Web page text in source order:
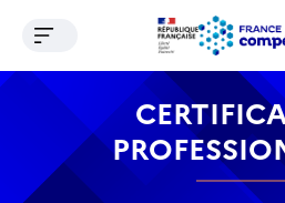
Contenu Recherche
Ouvrir le menu de